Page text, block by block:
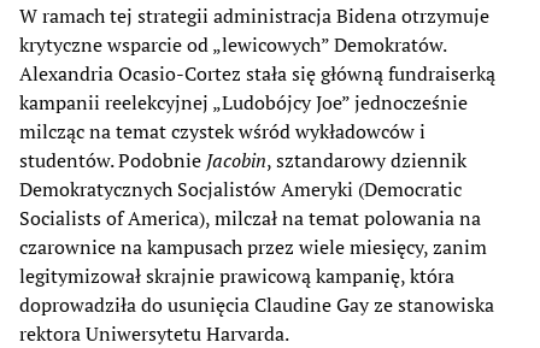
W ramach tej strategii administracja Bidena otrzymuje
krytyczne wsparcie od „lewicowych” Demokratów.
Alexandria Ocasio-Cortez stała się główną fundraiserką
kampanii reelekcyjnej „Ludobójcy Joe” jednocześnie
milcząc na temat czystek wśród wykładowców i
studentów. Podobnie Jacobin, sztandarowy dziennik
Demokratycznych Socjalistów Ameryki (Democratic
Socialists of America), milczał na temat polowania na
czarownice na kampusach przez wiele miesięcy, zanim
legitymizował skrajnie prawicową kampanię, która
doprowadziła do usunięcia Claudine Gay ze stanowiska
rektora Uniwersytetu Harvarda.